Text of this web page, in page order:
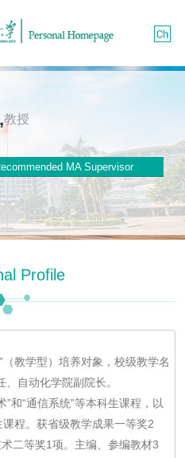
教授
MA Supervisor
Profile
教学型）培养对象，校级教学名
自动化学院副院长。
”和“通信系统”等本科生课程，以
程。获省级教学成果一等奖2
二等奖1项。主编、参编教材3